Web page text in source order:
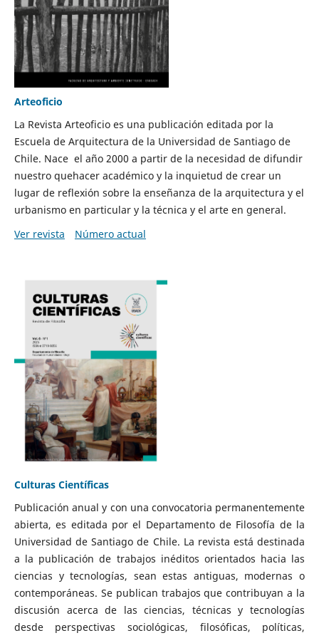
Arteoficio
La Revista Arteoficio es una publicación editada por la
Escuela de Arquitectura de la Universidad de Santiago de
Chile. Nace el año 2000 a partir de la necesidad de difundir
nuestro quehacer académico y la inquietud de crear un
lugar de reflexión sobre la enseñanza de la arquitectura y el
urbanismo en particular y la técnica y el arte en general.
Ver revista
Número actual
Culturas Científicas
Publicación anual y con una convocatoria permanentemente
abierta, es editada por el Departamento de Filosofía de la
Universidad de Santiago de Chile. La revista está destinada
a la publicación de trabajos inéditos orientados hacia las
ciencias y tecnologías, sean estas antiguas, modernas o
contemporáneas. Se publican trabajos que contribuyan a la
discusión acerca de las ciencias, técnicas y tecnologías
desde perspectivas sociológicas, filosóficas, políticas,